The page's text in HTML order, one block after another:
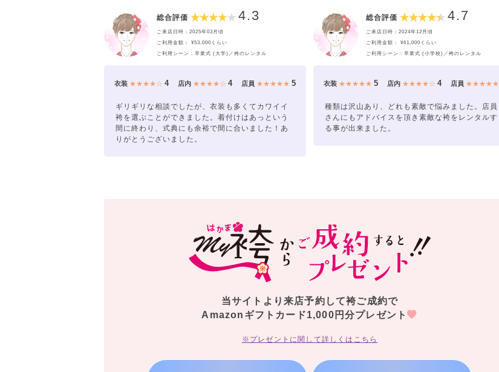
総合評価 4.3
ご来店日時：2025年03月頃
ご利用金額： ¥53,000くらい
ご利用シーン：卒業式 (大学)／袴のレンタル
衣装 ★★★★☆4 店内 ★★★★☆ 4 店員 ★★★★★ 5
ギリギリな相談でしたが、衣装も多くてカワイイ
袴を選ぶことができました。着付けはあっという
間に終わり、式典にも余裕で間に合いました！あ
りがとうございました。
総合評価 4.7
ご来店日時：2024年12月頃
ご利用金額： ¥61,000くらい
ご利用シーン：卒業式 (小学校)／袴のレンタル
衣装 ★★★★★5 店内 ★★★★☆ 4 店員 ★★★★★
種類は沢山あり、どれも素敵で悩みました。店員
さんにもアドバイスを頂き素敵な袴をレンタルす
る事が出来ました。
当サイトより来店予約して袴ご成約で
Amazonギフトカード1,000円分プレゼント
※プレゼントに関して詳しくはこちら